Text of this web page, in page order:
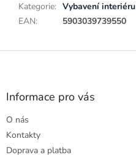
Kategorie: Vybavení interiéru
EAN: 5903039739550
Z
Informace pro vás
O nás
Kontakty
Doprava a platba